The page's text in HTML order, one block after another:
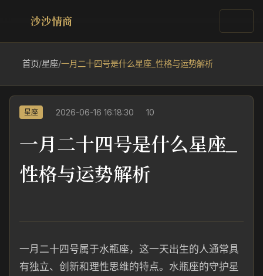
沙沙情商
首页/星座/一月二十四号是什么星座_性格与运势解析
星座 2026-06-16 16:18:30 10
一月二十四号是什么星座_
性格与运势解析
一月二十四号属于水瓶座，这一天出生的人通常具
有独立、创新和理性思维的特点。水瓶座的守护星